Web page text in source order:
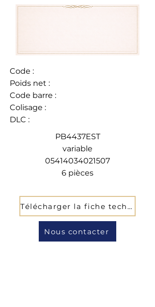
Code :
Poids net :
Code barre :
Colisage :
DLC :
PB4437EST
variable
05414034021507
6 pièces
Télécharger la fiche technique
Nous contacter